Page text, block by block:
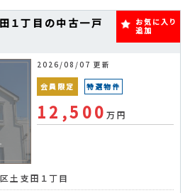
１丁目の中古一戸
お気に入り
追加
2026/08/07 更新
会員限定 特選物件
12,500万円
土支田１丁目